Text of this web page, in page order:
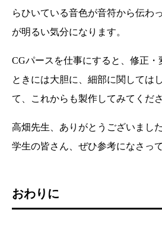
らひいている音色が音符から伝わ
が明るい気分になります。
CGパースを仕事にすると、修正・
ときには大胆に、細部に関しては
て、これからも製作してみてくださ
高畑先生、ありがとうございました
学生の皆さん、ぜひ参考になさっ
おわりに